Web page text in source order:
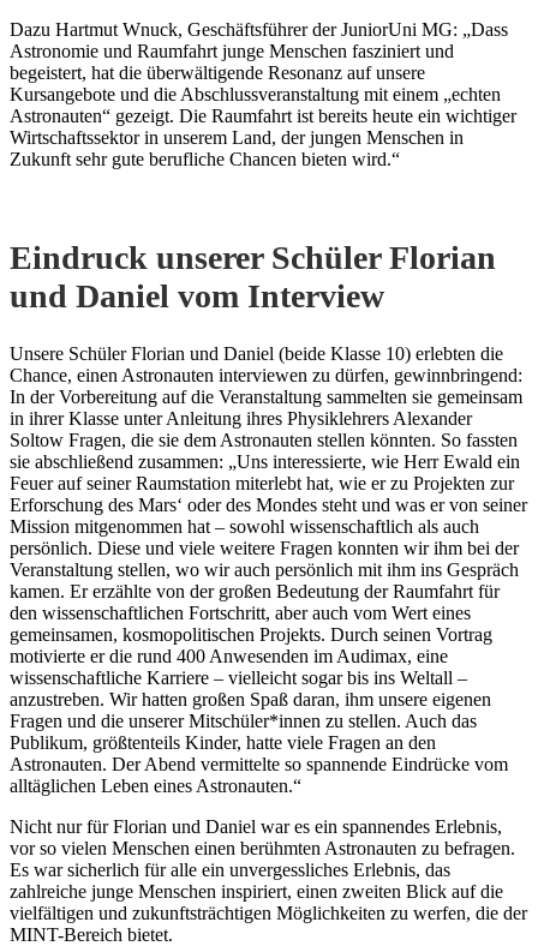
Dazu Hartmut Wnuck, Geschäftsführer der JuniorUni MG: „Dass
Astronomie und Raumfahrt junge Menschen fasziniert und
begeistert, hat die überwältigende Resonanz auf unsere
Kursangebote und die Abschlussveranstaltung mit einem „echten
Astronauten“ gezeigt. Die Raumfahrt ist bereits heute ein wichtiger
Wirtschaftssektor in unserem Land, der jungen Menschen in
Zukunft sehr gute berufliche Chancen bieten wird.“
Eindruck unserer Schüler Florian
und Daniel vom Interview
Unsere Schüler Florian und Daniel (beide Klasse 10) erlebten die
Chance, einen Astronauten interviewen zu dürfen, gewinnbringend:
In der Vorbereitung auf die Veranstaltung sammelten sie gemeinsam
in ihrer Klasse unter Anleitung ihres Physiklehrers Alexander
Soltow Fragen, die sie dem Astronauten stellen könnten. So fassten
sie abschließend zusammen: „Uns interessierte, wie Herr Ewald ein
Feuer auf seiner Raumstation miterlebt hat, wie er zu Projekten zur
Erforschung des Mars‘ oder des Mondes steht und was er von seiner
Mission mitgenommen hat – sowohl wissenschaftlich als auch
persönlich. Diese und viele weitere Fragen konnten wir ihm bei der
Veranstaltung stellen, wo wir auch persönlich mit ihm ins Gespräch
kamen. Er erzählte von der großen Bedeutung der Raumfahrt für
den wissenschaftlichen Fortschritt, aber auch vom Wert eines
gemeinsamen, kosmopolitischen Projekts. Durch seinen Vortrag
motivierte er die rund 400 Anwesenden im Audimax, eine
wissenschaftliche Karriere – vielleicht sogar bis ins Weltall –
anzustreben. Wir hatten großen Spaß daran, ihm unsere eigenen
Fragen und die unserer Mitschüler*innen zu stellen. Auch das
Publikum, größtenteils Kinder, hatte viele Fragen an den
Astronauten. Der Abend vermittelte so spannende Eindrücke vom
alltäglichen Leben eines Astronauten.“
Nicht nur für Florian und Daniel war es ein spannendes Erlebnis,
vor so vielen Menschen einen berühmten Astronauten zu befragen.
Es war sicherlich für alle ein unvergessliches Erlebnis, das
zahlreiche junge Menschen inspiriert, einen zweiten Blick auf die
vielfältigen und zukunftsträchtigen Möglichkeiten zu werfen, die der
MINT-Bereich bietet.